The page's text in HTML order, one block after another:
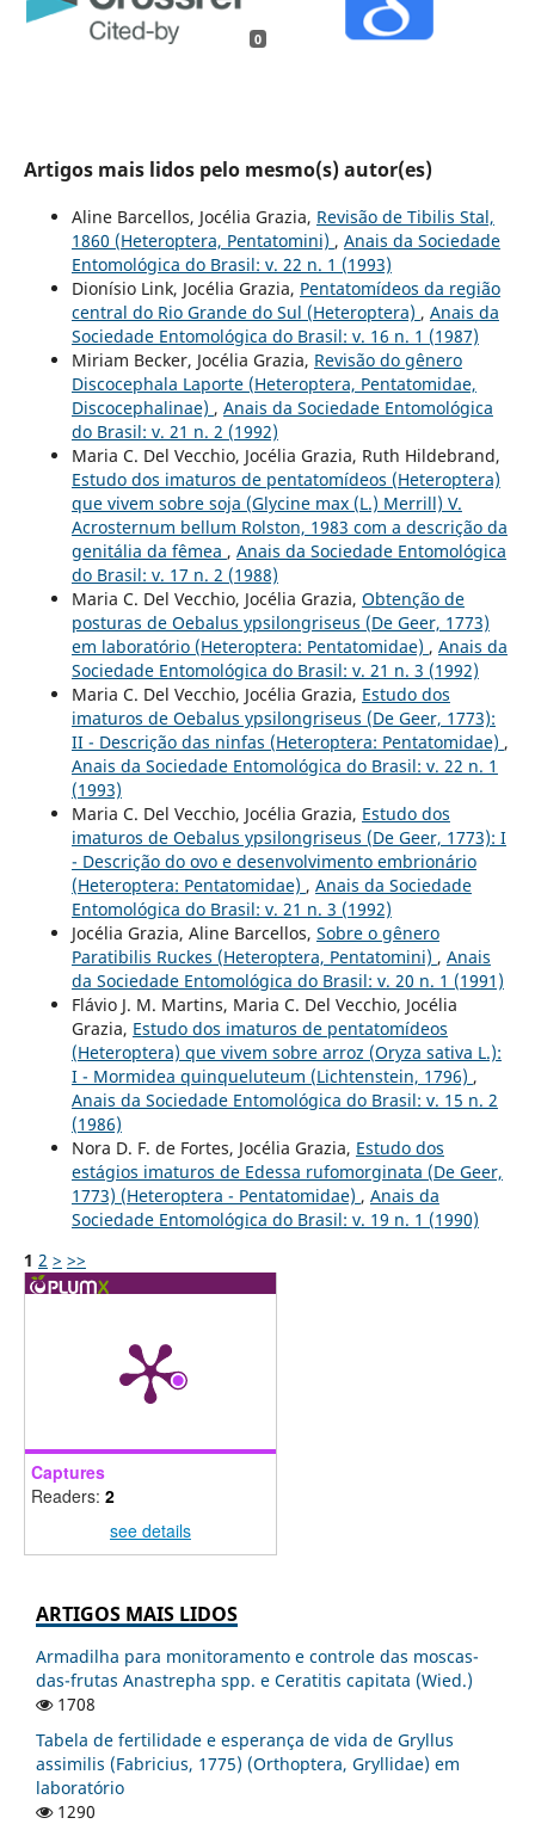
0
Artigos mais lidos pelo mesmo(s) autor(es)
Aline Barcellos, Jocélia Grazia, Revisão de Tibilis Stal,
1860 (Heteroptera, Pentatomini) , Anais da Sociedade
Entomológica do Brasil: v. 22 n. 1 (1993)
Dionísio Link, Jocélia Grazia, Pentatomídeos da região
central do Rio Grande do Sul (Heteroptera) , Anais da
Sociedade Entomológica do Brasil: v. 16 n. 1 (1987)
Miriam Becker, Jocélia Grazia, Revisão do gênero
Discocephala Laporte (Heteroptera, Pentatomidae,
Discocephalinae) , Anais da Sociedade Entomológica
do Brasil: v. 21 n. 2 (1992)
Maria C. Del Vecchio, Jocélia Grazia, Ruth Hildebrand,
Estudo dos imaturos de pentatomídeos (Heteroptera)
que vivem sobre soja (Glycine max (L.) Merrill) V.
Acrosternum bellum Rolston, 1983 com a descrição da
genitália da fêmea , Anais da Sociedade Entomológica
do Brasil: v. 17 n. 2 (1988)
Maria C. Del Vecchio, Jocélia Grazia, Obtenção de
posturas de Oebalus ypsilongriseus (De Geer, 1773)
em laboratório (Heteroptera: Pentatomidae) , Anais da
Sociedade Entomológica do Brasil: v. 21 n. 3 (1992)
Maria C. Del Vecchio, Jocélia Grazia, Estudo dos
imaturos de Oebalus ypsilongriseus (De Geer, 1773):
II - Descrição das ninfas (Heteroptera: Pentatomidae) ,
Anais da Sociedade Entomológica do Brasil: v. 22 n. 1
(1993)
Maria C. Del Vecchio, Jocélia Grazia, Estudo dos
imaturos de Oebalus ypsilongriseus (De Geer, 1773): I
- Descrição do ovo e desenvolvimento embrionário
(Heteroptera: Pentatomidae) , Anais da Sociedade
Entomológica do Brasil: v. 21 n. 3 (1992)
Jocélia Grazia, Aline Barcellos, Sobre o gênero
Paratibilis Ruckes (Heteroptera, Pentatomini) , Anais
da Sociedade Entomológica do Brasil: v. 20 n. 1 (1991)
Flávio J. M. Martins, Maria C. Del Vecchio, Jocélia
Grazia, Estudo dos imaturos de pentatomídeos
(Heteroptera) que vivem sobre arroz (Oryza sativa L.):
I - Mormidea quinqueluteum (Lichtenstein, 1796) ,
Anais da Sociedade Entomológica do Brasil: v. 15 n. 2
(1986)
Nora D. F. de Fortes, Jocélia Grazia, Estudo dos
estágios imaturos de Edessa rufomorginata (De Geer,
1773) (Heteroptera - Pentatomidae) , Anais da
Sociedade Entomológica do Brasil: v. 19 n. 1 (1990)
1 2 > >>
Captures
Readers: 2
see details
ARTIGOS MAIS LIDOS
Armadilha para monitoramento e controle das moscas-
das-frutas Anastrepha spp. e Ceratitis capitata (Wied.)
1708
Tabela de fertilidade e esperança de vida de Gryllus
assimilis (Fabricius, 1775) (Orthoptera, Gryllidae) em
laboratório
1290